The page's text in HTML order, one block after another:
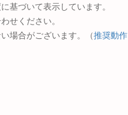
基づいて表示しています。
せください。
場合がございます。（推奨動作